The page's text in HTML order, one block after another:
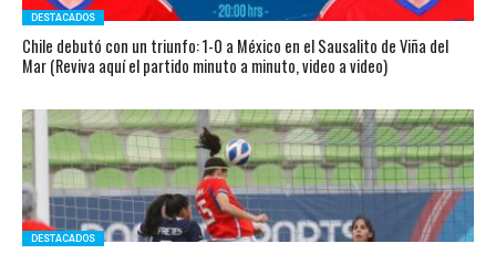
DESTACADOS
Chile debutó con un triunfo: 1-0 a México en el Sausalito de Viña del
Mar (Reviva aquí el partido minuto a minuto, video a video)
DESTACADOS